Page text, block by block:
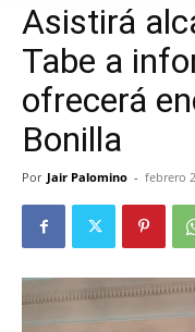
Asistirá
Tabe a
ofrecerá
Bonilla
Por Jair Palomino - febrero